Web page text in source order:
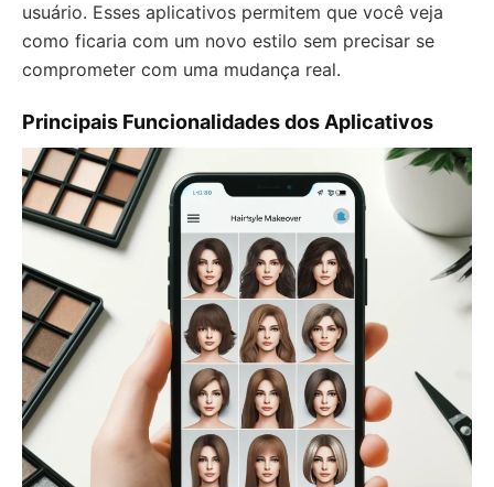
usuário. Esses aplicativos permitem que você veja
como ficaria com um novo estilo sem precisar se
comprometer com uma mudança real.
Principais Funcionalidades dos Aplicativos